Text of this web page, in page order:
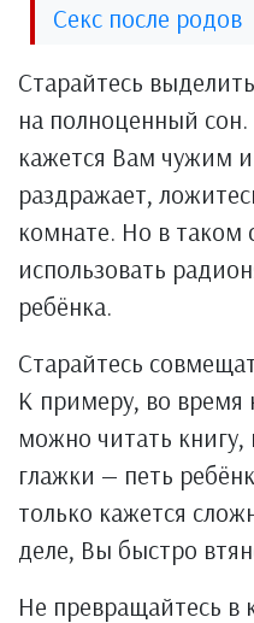
Секс после родов
Старайтесь
на полноценный
кажется Вам чужим
раздражает,
комнате. Но в таком
использовать
ребёнка.
Старайтесь
К примеру, во время
можно читать книгу,
глажки — петь
только кажется
деле, Вы быстро
Не превращайтесь в